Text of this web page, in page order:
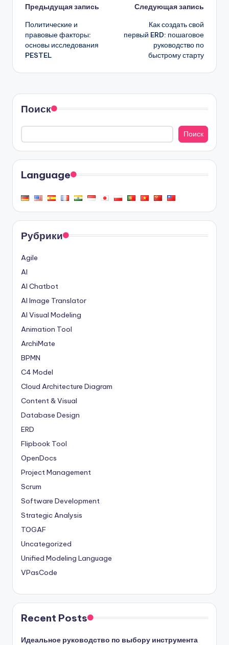
Навигация
записи
Предыдущая запись
Политические и
правовые факторы:
основы исследования
PESTEL
Следующая запись
Как создать свой
первый ERD: пошаговое
руководство по
быстрому старту
Поиск
Поиск
Language
Рубрики
Agile
AI
AI Chatbot
AI Image Translator
AI Visual Modeling
Animation Tool
ArchiMate
BPMN
C4 Model
Cloud Architecture Diagram
Content & Visual
Database Design
ERD
Flipbook Tool
OpenDocs
Project Management
Scrum
Software Development
Strategic Analysis
TOGAF
Uncategorized
Unified Modeling Language
VPasCode
Recent Posts
Идеальное руководство по выбору инструмента